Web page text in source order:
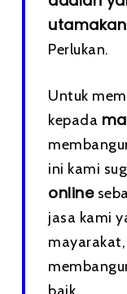
utamakan
Perlukan.
Untuk
kepada
ini kami
online
jasa kami